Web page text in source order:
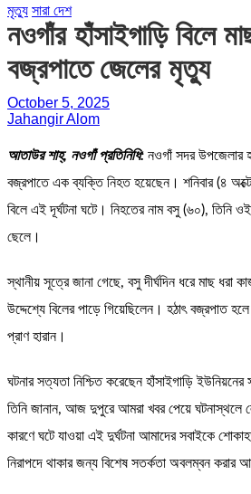
মৃত্যু সারা দেশ
নওগাঁর হাঁসাইগাড়ি বিলে
বজ্রপাতে জেলের মৃত্যু
October 5, 2025
Jahangir Alom
আতাউর শাহ্, নওগাঁ প্রতিনিধি: নওগাঁ সদর উপজেলার
বজ্রপাতে এক ব্যক্তি নিহত হয়েছেন। শনিবার (৪
বিলে এই দূর্ঘটনা ঘটে। নিহতের নাম বসু (৬০), তিনি
ছেলে।
স্থানীয় সূত্রে জানা গেছে, বসু দীর্ঘদিন ধরে মাছ
উদ্দেশ্যে বিলের পাড়ে গিয়েছিলেন। হঠাৎ বজ্রপাত
প্রাণ হারান।
ঘটনার সত্যতা নিশ্চিত করেছেন হাঁসাইগাড়ি ইউনিয়নের
তিনি জানান, আজ দুপুরে আমরা খবর পেয়ে ঘটনাস্থলে
কারণে ঘটে যাওয়া এই দুর্ঘটনা আমাদের সবাইকে
নিরাপদে থাকার জন্য বিশেষ সতর্কতা অবলম্বন করার